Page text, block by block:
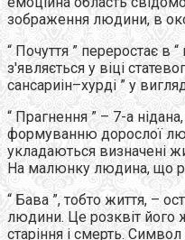
зображення людини, в
“ Почуття ” переростає в
з'являється у віці
сансариін–хурді ” у
“ Прагнення ” – 7-а
формуванню дорослої
укладаються визначені
На малюнку людина, що
“ Бава ”, тобто життя, –
людини. Це розквіт його
старіння і смерть.